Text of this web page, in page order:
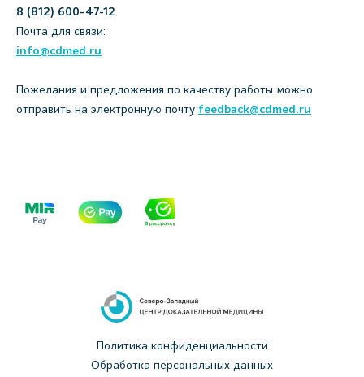
8 (812) 600-47-12
Почта для связи:
info@cdmed.ru
Пожелания и предложения по качеству работы можно
отправить на электронную почту feedback@cdmed.ru
Политика конфиденциальности
Обработка персональных данных